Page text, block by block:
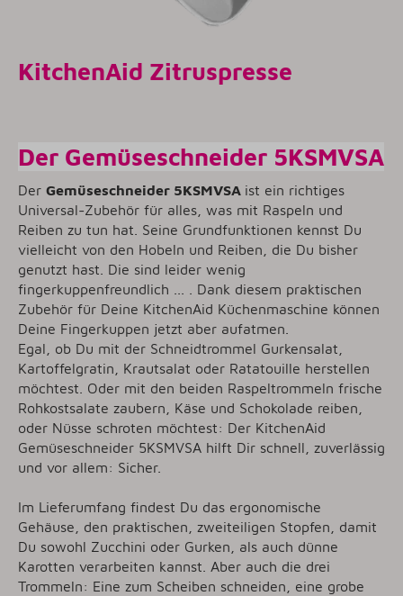
KitchenAid Zitruspresse
Der Gemüseschneider 5KSMVSA
Der Gemüseschneider 5KSMVSA ist ein richtiges
Universal-Zubehör für alles, was mit Raspeln und
Reiben zu tun hat. Seine Grundfunktionen kennst Du
vielleicht von den Hobeln und Reiben, die Du bisher
genutzt hast. Die sind leider wenig
fingerkuppenfreundlich ... . Dank diesem praktischen
Zubehör für Deine KitchenAid Küchenmaschine können
Deine Fingerkuppen jetzt aber aufatmen.
Egal, ob Du mit der Schneidtrommel Gurkensalat,
Kartoffelgratin, Krautsalat oder Ratatouille herstellen
möchtest. Oder mit den beiden Raspeltrommeln frische
Rohkostsalate zaubern, Käse und Schokolade reiben,
oder Nüsse schroten möchtest: Der KitchenAid
Gemüseschneider 5KSMVSA hilft Dir schnell, zuverlässig
und vor allem: Sicher.
Im Lieferumfang findest Du das ergonomische
Gehäuse, den praktischen, zweiteiligen Stopfen, damit
Du sowohl Zucchini oder Gurken, als auch dünne
Karotten verarbeiten kannst. Aber auch die drei
Trommeln: Eine zum Scheiben schneiden, eine grobe